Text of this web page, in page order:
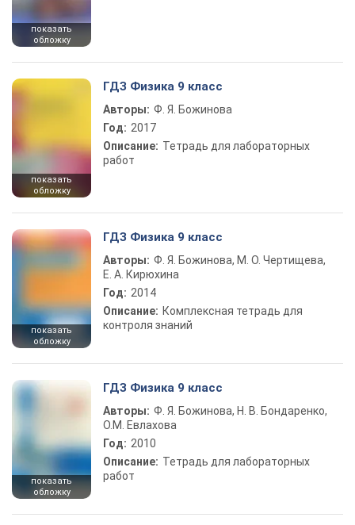
показать
обложку
показать
обложку
ГДЗ Физика 9 класс
Авторы: Ф. Я. Божинова
Год: 2017
Описание: Тетрадь для лабораторных
работ
показать
обложку
ГДЗ Физика 9 класс
Авторы: Ф. Я. Божинова, М. О. Чертищева,
Е. А. Кирюхина
Год: 2014
Описание: Комплексная тетрадь для
контроля знаний
показать
обложку
ГДЗ Физика 9 класс
Авторы: Ф. Я. Божинова, Н. В. Бондаренко,
О.М. Евлахова
Год: 2010
Описание: Тетрадь для лабораторных
работ